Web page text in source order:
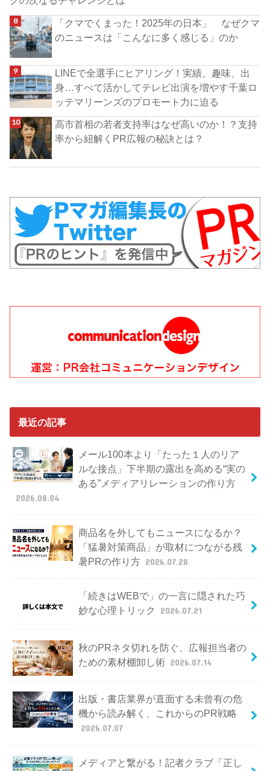
「クマでくまった！2025年の日本」 なぜクマ
のニュースは「こんなに多く感じる」のか
LINEで全選手にヒアリング！実績、趣味、出
身…すべて活かしてテレビ出演を増やす千葉ロ
ッテマリーンズのプロモート力に迫る
高市首相の若者支持率はなぜ高いのか！？支持
率から紐解くPR広報の秘訣とは？
最近の記事
メール100本より「たった１人のリア
ルな接点」下半期の露出を高める“実の
ある”メディアリレーションの作り方
2026.08.04
商品名を外してもニュースになるか？
「猛暑対策商品」が取材につながる残
暑PRの作り方 2026.07.28
「続きはWEBで」の一言に隠された巧
妙な心理トリック
2026.07.21
秋のPRネタ切れを防ぐ、広報担当者の
ための素材棚卸し術 2026.07.14
出版・書店業界が直面する未曾有の危
機から読み解く、これからのPR戦略
2026.07.07
メディアと繋がる！記者クラブ「正し